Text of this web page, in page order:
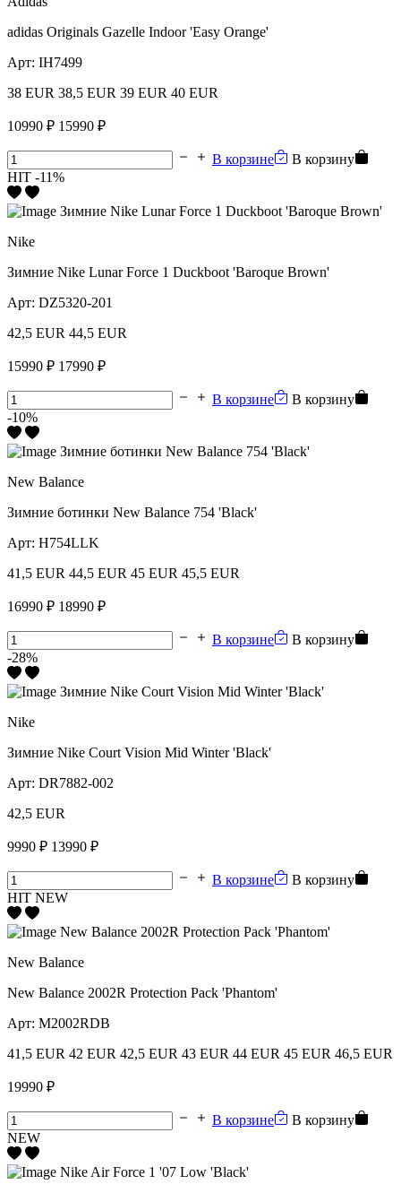
adidas Originals Gazelle Indoor 'Easy Orange'
Арт: IH7499
38 EUR 38,5 EUR 39 EUR 40 EUR
10990 ₽ 15990 ₽
В корзине
В корзину
HIT -11%
Nike
Зимние Nike Lunar Force 1 Duckboot 'Baroque Brown'
Арт: DZ5320-201
42,5 EUR 44,5 EUR
15990 ₽ 17990 ₽
В корзине
В корзину
-10%
New Balance
Зимние ботинки New Balance 754 'Black'
Арт: H754LLK
41,5 EUR 44,5 EUR 45 EUR 45,5 EUR
16990 ₽ 18990 ₽
В корзине
В корзину
-28%
Nike
Зимние Nike Court Vision Mid Winter 'Black'
Арт: DR7882-002
42,5 EUR
9990 ₽ 13990 ₽
В корзине
В корзину
HIT NEW
New Balance
New Balance 2002R Protection Pack 'Phantom'
Арт: M2002RDB
41,5 EUR 42 EUR 42,5 EUR 43 EUR 44 EUR 45 EUR 46,5 EUR
19990 ₽
В корзине
В корзину
NEW